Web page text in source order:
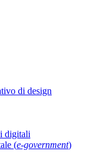
di design
digitali
(e-government)